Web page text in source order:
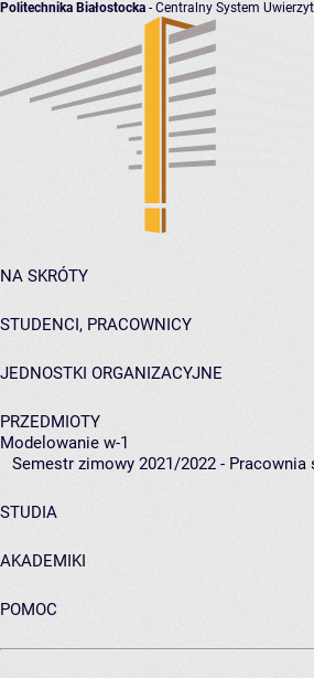
Politechnika Białostocka - Centralny System
NA SKRÓTY
STUDENCI, PRACOWNICY
JEDNOSTKI ORGANIZACYJNE
PRZEDMIOTY
Modelowanie w-1
Semestr zimowy 2021/2022 - Pracownia
STUDIA
AKADEMIKI
POMOC